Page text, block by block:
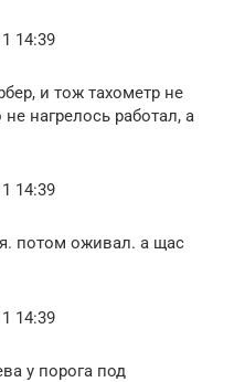
14:39
и тож тахометр не
нагрелось работал, а
14:39
потом оживал. а щас
14:39
у порога под